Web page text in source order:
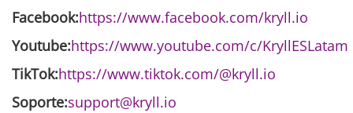
Facebook:https://www.facebook.com/kryll.io
Youtube:https://www.youtube.com/c/KryllESLatam
TikTok:https://www.tiktok.com/@kryll.io
Soporte:support@kryll.io